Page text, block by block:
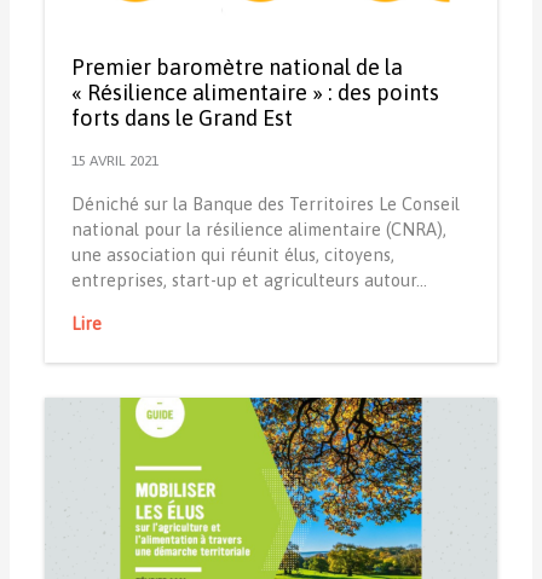
Premier baromètre national de la
« Résilience alimentaire » : des points
forts dans le Grand Est
15 AVRIL 2021
Déniché sur la Banque des Territoires Le Conseil
national pour la résilience alimentaire (CNRA),
une association qui réunit élus, citoyens,
entreprises, start-up et agriculteurs autour…
Lire